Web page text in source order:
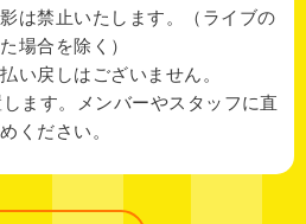
は禁止いたします。（ライブの
場合を除く）
い戻しはございません。
ます。メンバーやスタッフに直
ください。